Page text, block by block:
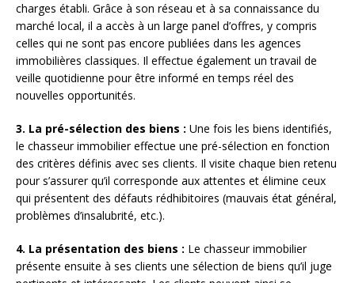
charges établi. Grâce à son réseau et à sa connaissance du
marché local, il a accès à un large panel d’offres, y compris
celles qui ne sont pas encore publiées dans les agences
immobilières classiques. Il effectue également un travail de
veille quotidienne pour être informé en temps réel des
nouvelles opportunités.
3. La pré-sélection des biens : Une fois les biens identifiés,
le chasseur immobilier effectue une pré-sélection en fonction
des critères définis avec ses clients. Il visite chaque bien retenu
pour s’assurer qu’il corresponde aux attentes et élimine ceux
qui présentent des défauts rédhibitoires (mauvais état général,
problèmes d’insalubrité, etc.).
4. La présentation des biens : Le chasseur immobilier
présente ensuite à ses clients une sélection de biens qu’il juge